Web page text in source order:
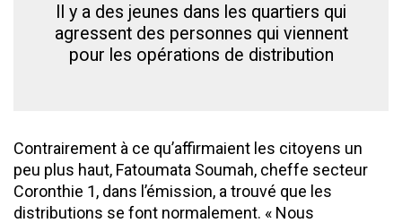
Il y a des jeunes dans les quartiers qui
agressent des personnes qui viennent
pour les opérations de distribution
Contrairement à ce qu’affirmaient les citoyens un
peu plus haut, Fatoumata Soumah, cheffe secteur
Coronthie 1, dans l’émission, a trouvé que les
distributions se font normalement. « Nous